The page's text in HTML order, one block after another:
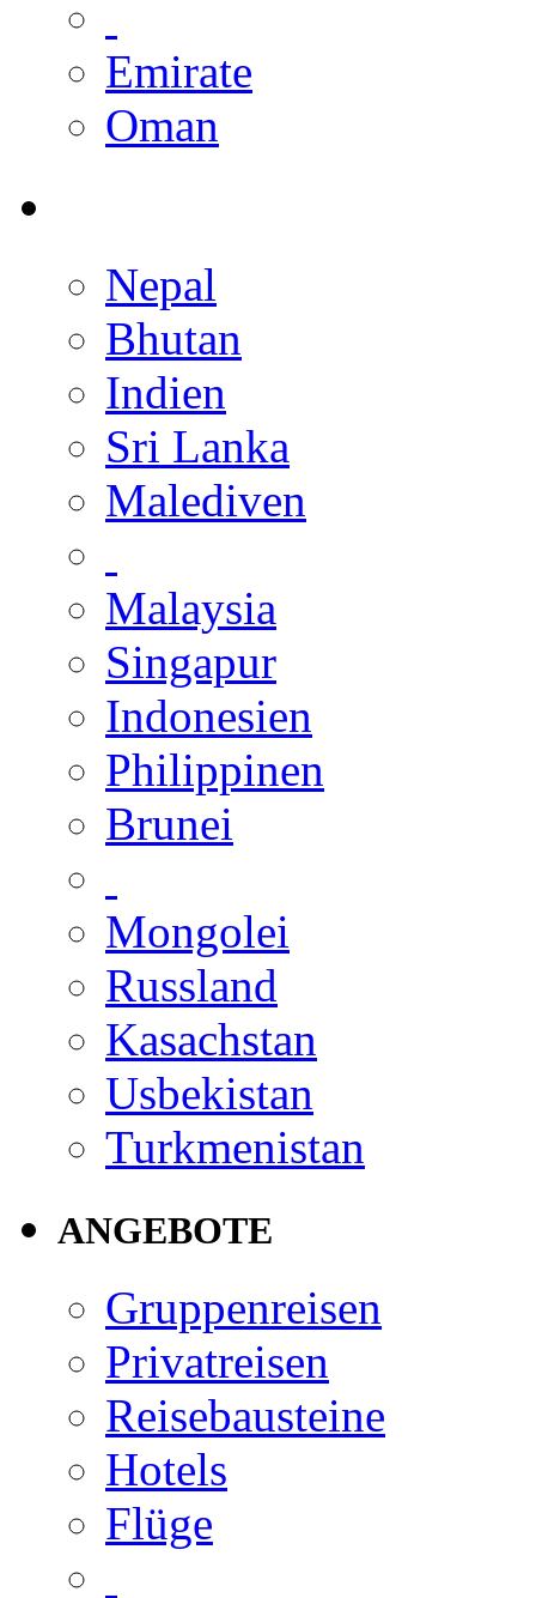
Emirate
Oman
Nepal
Bhutan
Indien
Sri Lanka
Malediven
Malaysia
Singapur
Indonesien
Philippinen
Brunei
Mongolei
Russland
Kasachstan
Usbekistan
Turkmenistan
ANGEBOTE
Gruppenreisen
Privatreisen
Reisebausteine
Hotels
Flüge